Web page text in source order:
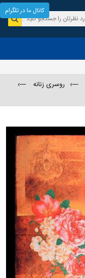
—› روسری زنانه
—›
کانال ما در تلگرام